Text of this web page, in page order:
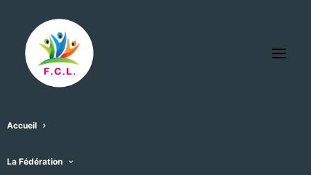
Accueil
La Fédération
Crypte de l’Abbatiale de Saint-